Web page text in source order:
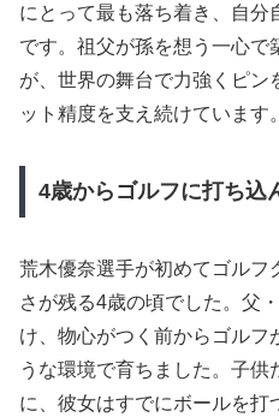
にとって最も落ち着き、自分
です。祖父が孫を想う一心で
が、世界の舞台で力強くピン
ット精度を支え続けています。
4歳からゴルフに打ち込
荒木優奈選手が初めてゴルフ
さが残る4歳の頃でした。父
け、物心がつく前からゴルフ
うな環境で育ちました。子
に、彼女はすでにボールを打